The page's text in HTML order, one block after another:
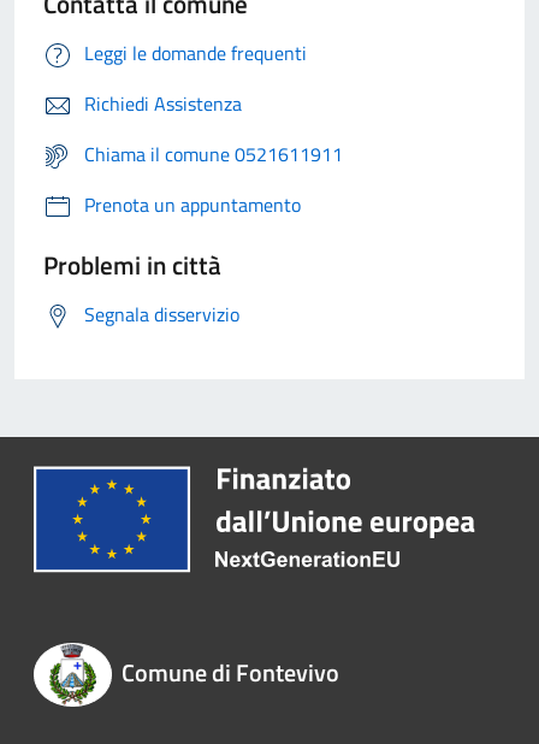
Leggi le domande frequenti
Richiedi Assistenza
Chiama il comune 0521611911
Prenota un appuntamento
Problemi in città
Segnala disservizio
Comune di Fontevivo